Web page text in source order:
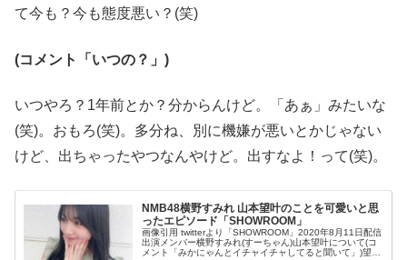
て今も？今も態度悪い？(笑)
(コメント「いつの？」)
いつやろ？1年前とか？分からんけど。「あぁ」みたいな
(笑)。おもろ(笑)。多分ね、別に機嫌が悪いとかじゃない
けど、出ちゃったやつなんやけど。出すなよ！って(笑)。
NMB48横野すみれ 山本望叶のことを可愛いと思
ったエピソード「SHOWROOM」
画像引用 twitterより「SHOWROOM」2020年8月11日配信
出演メンバー横野すみれ(すーちゃん)山本望叶について(コ
メント「みかにゃんとイチャイチャしてると聞いて」)望叶